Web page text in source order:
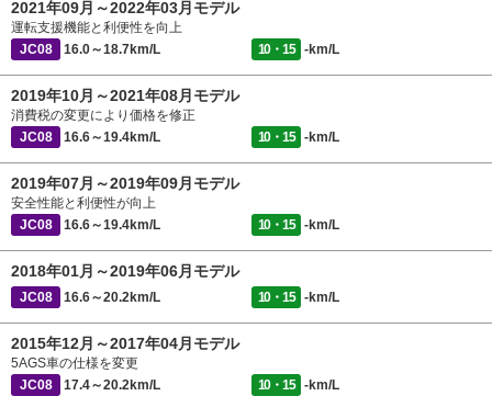
2021年09月～2022年03月モデル
運転支援機能と利便性を向上
JC08
16.0～18.7km/L 10・15 -km/L
2019年10月～2021年08月モデル
消費税の変更により価格を修正
JC08
16.6～19.4km/L 10・15 -km/L
2019年07月～2019年09月モデル
安全性能と利便性が向上
JC08
16.6～19.4km/L 10・15 -km/L
2018年01月～2019年06月モデル
JC08 16.6～20.2km/L 10・15 -km/L
2015年12月～2017年04月モデル
5AGS車の仕様を変更
JC08
17.4～20.2km/L 10・15 -km/L